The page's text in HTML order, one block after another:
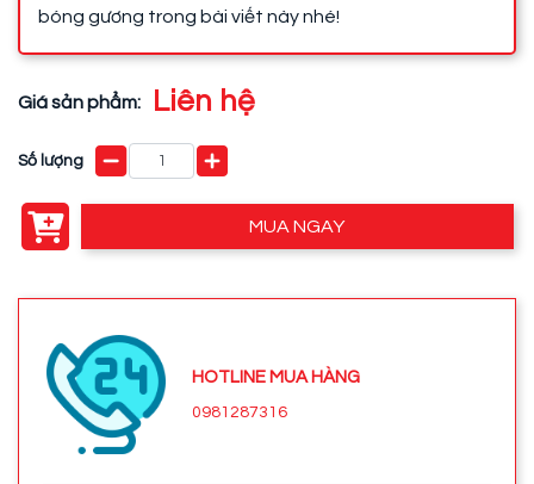
bóng gương trong bài viết này nhé!
Giá sản phẩm: Liên hệ
Số lượng
MUA NGAY
HOTLINE MUA HÀNG
0981287316